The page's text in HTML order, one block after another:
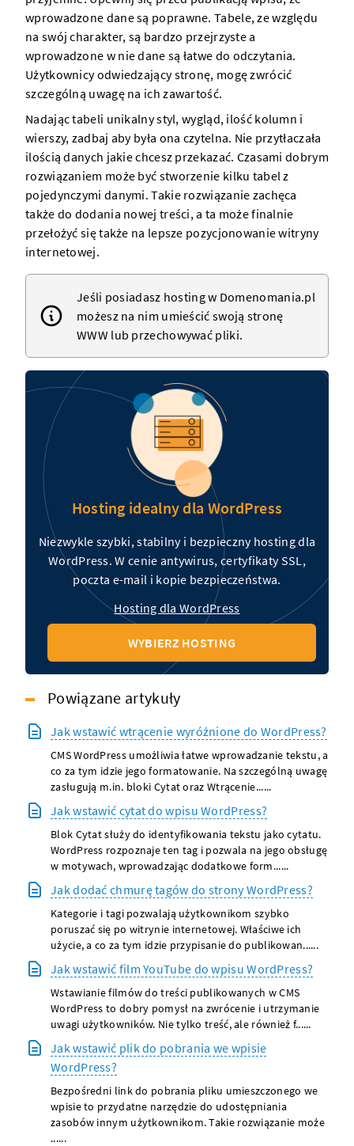
wprowadzone dane są poprawne. Tabele, ze względu
na swój charakter, są bardzo przejrzyste a
wprowadzone w nie dane są łatwe do odczytania.
Użytkownicy odwiedzający stronę, mogę zwrócić
szczególną uwagę na ich zawartość.
Nadając tabeli unikalny styl, wygląd, ilość kolumn i
wierszy, zadbaj aby była ona czytelna. Nie przytłaczała
ilością danych jakie chcesz przekazać. Czasami dobrym
rozwiązaniem może być stworzenie kilku tabel z
pojedynczymi danymi. Takie rozwiązanie zachęca
także do dodania nowej treści, a ta może finalnie
przełożyć się także na lepsze pozycjonowanie witryny
internetowej.
Jeśli posiadasz hosting w Domenomania.pl
możesz na nim umieścić swoją stronę
WWW lub przechowywać pliki.
Hosting idealny dla WordPress
Niezwykle szybki, stabilny i bezpieczny hosting dla
WordPress. W cenie antywirus, certyfikaty SSL,
poczta e-mail i kopie bezpieczeństwa.
Hosting dla WordPress
WYBIERZ HOSTING
Powiązane artykuły
Jak wstawić wtrącenie wyróżnione do WordPress?
CMS WordPress umożliwia łatwe wprowadzanie tekstu, a
co za tym idzie jego formatowanie. Na szczególną uwagę
zasługują m.in. bloki Cytat oraz Wtrącenie......
Jak wstawić cytat do wpisu WordPress?
Blok Cytat służy do identyfikowania tekstu jako cytatu.
WordPress rozpoznaje ten tag i pozwala na jego obsługę
w motywach, wprowadzając dodatkowe form......
Jak dodać chmurę tagów do strony WordPress?
Kategorie i tagi pozwalają użytkownikom szybko
poruszać się po witrynie internetowej. Właściwe ich
użycie, a co za tym idzie przypisanie do publikowan......
Jak wstawić film YouTube do wpisu WordPress?
Wstawianie filmów do treści publikowanych w CMS
WordPress to dobry pomysł na zwrócenie i utrzymanie
uwagi użytkowników. Nie tylko treść, ale również f......
Jak wstawić plik do pobrania we wpisie
WordPress?
Bezpośredni link do pobrania pliku umieszczonego we
wpisie to przydatne narzędzie do udostępniania
zasobów innym użytkownikom. Takie rozwiązanie może
......